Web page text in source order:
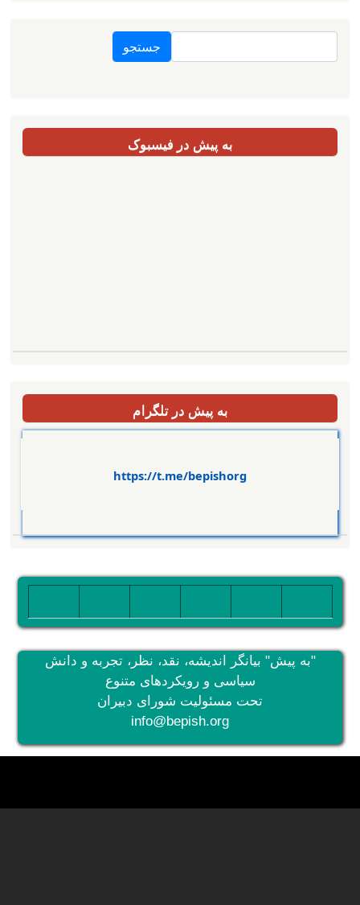
جستجو
به پیش در فیسبوک
به پیش در تلگرام
https://t.me/bepishorg
"به پیش" بیانگر اندیشه، نقد، نظر، تجربه و دانش
سیاسی و رویکردهای متنوع
تحت مسئولیت شورای دبیران
info@bepish.org